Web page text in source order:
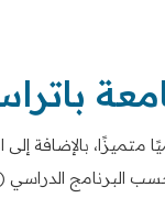
بالإضافة إلى
البرنامج الدراسي